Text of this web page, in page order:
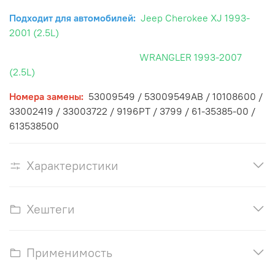
Подходит для автомобилей: Jeep Cherokee XJ 1993-
2001 (2.5L)
WRANGLER 1993-2007
(2.5L)
Номера замены: 53009549 / 53009549AB / 10108600 /
33002419 / 33003722 / 9196PT / 3799 / 61-35385-00 /
613538500
Характеристики
Хештеги
Применимость